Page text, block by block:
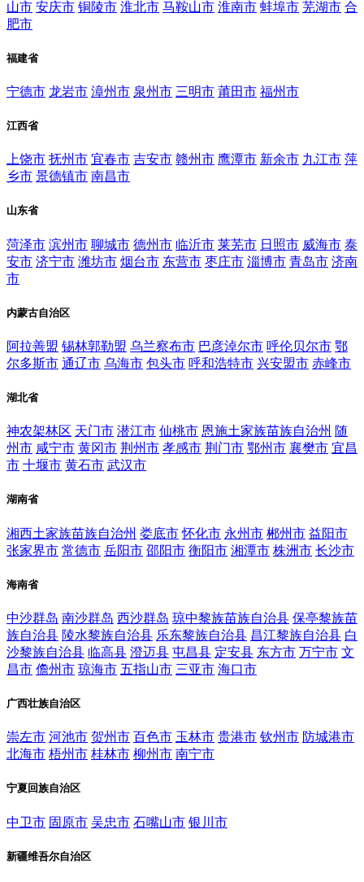
山市 安庆市 铜陵市 淮北市 马鞍山市 淮南市 蚌埠市 芜湖市 合
肥市
福建省
宁德市 龙岩市 漳州市 泉州市 三明市 莆田市 福州市
江西省
上饶市 抚州市 宜春市 吉安市 赣州市 鹰潭市 新余市 九江市 萍
乡市 景德镇市 南昌市
山东省
菏泽市 滨州市 聊城市 德州市 临沂市 莱芜市 日照市 威海市 泰
安市 济宁市 潍坊市 烟台市 东营市 枣庄市 淄博市 青岛市 济南
市
内蒙古自治区
阿拉善盟 锡林郭勒盟 乌兰察布市 巴彦淖尔市 呼伦贝尔市 鄂
尔多斯市 通辽市 乌海市 包头市 呼和浩特市 兴安盟市 赤峰市
湖北省
神农架林区 天门市 潜江市 仙桃市 恩施土家族苗族自治州 随
州市 咸宁市 黄冈市 荆州市 孝感市 荆门市 鄂州市 襄樊市 宜昌
市 十堰市 黄石市 武汉市
湖南省
湘西土家族苗族自治州 娄底市 怀化市 永州市 郴州市 益阳市
张家界市 常德市 岳阳市 邵阳市 衡阳市 湘潭市 株洲市 长沙市
海南省
中沙群岛 南沙群岛 西沙群岛 琼中黎族苗族自治县 保亭黎族苗
族自治县 陵水黎族自治县 乐东黎族自治县 昌江黎族自治县 白
沙黎族自治县 临高县 澄迈县 屯昌县 定安县 东方市 万宁市 文
昌市 儋州市 琼海市 五指山市 三亚市 海口市
广西壮族自治区
崇左市 河池市 贺州市 百色市 玉林市 贵港市 钦州市 防城港市
北海市 梧州市 桂林市 柳州市 南宁市
宁夏回族自治区
中卫市 固原市 吴忠市 石嘴山市 银川市
新疆维吾尔自治区